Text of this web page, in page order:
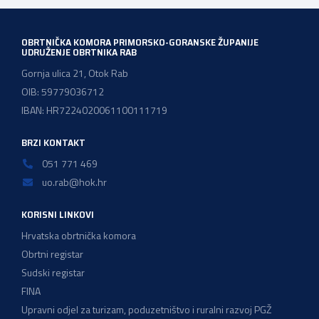
OBRTNIČKA KOMORA PRIMORSKO-GORANSKE ŽUPANIJE
UDRUŽENJE OBRTNIKA RAB
Gornja ulica 21, Otok Rab
OIB: 59779036712
IBAN: HR7224020061100111719
BRZI KONTAKT
051 771 469
uo.rab@hok.hr
KORISNI LINKOVI
Hrvatska obrtnička komora
Obrtni registar
Sudski registar
FINA
Upravni odjel za turizam, poduzetništvo i ruralni razvoj PGŽ